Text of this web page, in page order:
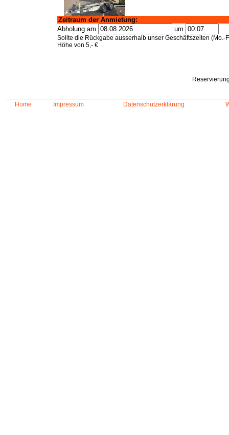
Zeitraum der Anmietung:
Abholung am
um
Sollte die Rückgabe ausserhalb unser Geschäftszeiten
Höhe von 5,- €
Home Impressum Datenschutzerklärung